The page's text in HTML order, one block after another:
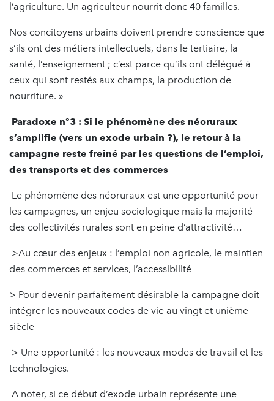
l’agriculture. Un agriculteur nourrit donc 40 familles.
Nos concitoyens urbains doivent prendre conscience que
s’ils ont des métiers intellectuels, dans le tertiaire, la
santé, l’enseignement ; c’est parce qu’ils ont délégué à
ceux qui sont restés aux champs, la production de
nourriture. »
Paradoxe n°3 : Si le phénomène des néoruraux
s’amplifie (vers un exode urbain ?), le retour à la
campagne reste freiné par les questions de l’emploi,
des transports et des commerces
Le phénomène des néoruraux est une opportunité pour
les campagnes, un enjeu sociologique mais la majorité
des collectivités rurales sont en peine d’attractivité…
>Au cœur des enjeux : l’emploi non agricole, le maintien
des commerces et services, l’accessibilité
> Pour devenir parfaitement désirable la campagne doit
intégrer les nouveaux codes de vie au vingt et unième
siècle
> Une opportunité : les nouveaux modes de travail et les
technologies.
A noter, si ce début d’exode urbain représente une